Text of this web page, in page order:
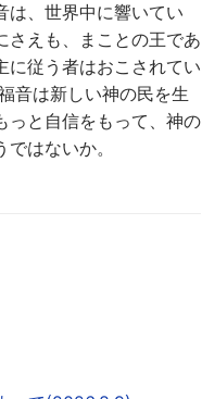
は、世界中に響いてい
さえも、まことの王であ
に従う者はおこされてい
音は新しい神の民を生
っと自信をもって、神の
はないか。